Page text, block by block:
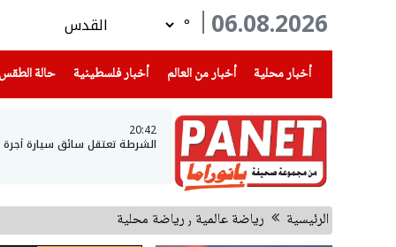
06.08.2026
°
أخبار محلية
(current) أخبار من العالم أخبار فلسطينية(current) حالة الطقس
20:42
الشرطة تعتقل سائق سيارة أجرة وتكتشف أنه
الرئيسية رياضة عالمية ٫ رياضة محلية